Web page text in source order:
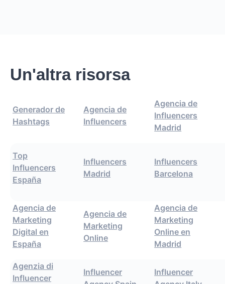
Un'altra risorsa
Generador de
Hashtags
Agencia de
Influencers
Agencia de
Influencers
Madrid
Top
Influencers
España
Influencers
Madrid
Influencers
Barcelona
Agencia de
Marketing
Digital en
España
Agencia de
Marketing
Online
Agencia de
Marketing
Online en
Madrid
Agenzia di
Influencer
Influencer
Influencer